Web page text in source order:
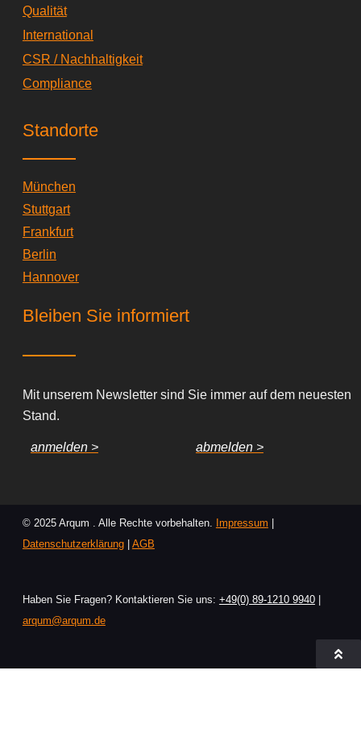
Qualität
International
CSR / Nachhaltigkeit
Compliance
Standorte
München
Stuttgart
Frankfurt
Berlin
Hannover
Bleiben Sie informiert
Mit unserem Newsletter sind Sie immer auf dem neuesten
Stand.
anmelden > abmelden >
© 2025 Arqum . Alle Rechte vorbehalten. Impressum
Datenschutzerklärung| AGB
Haben Sie Fragen? Kontaktieren Sie uns: +49(0) 89-1210 9940|
arqum@arqum.de